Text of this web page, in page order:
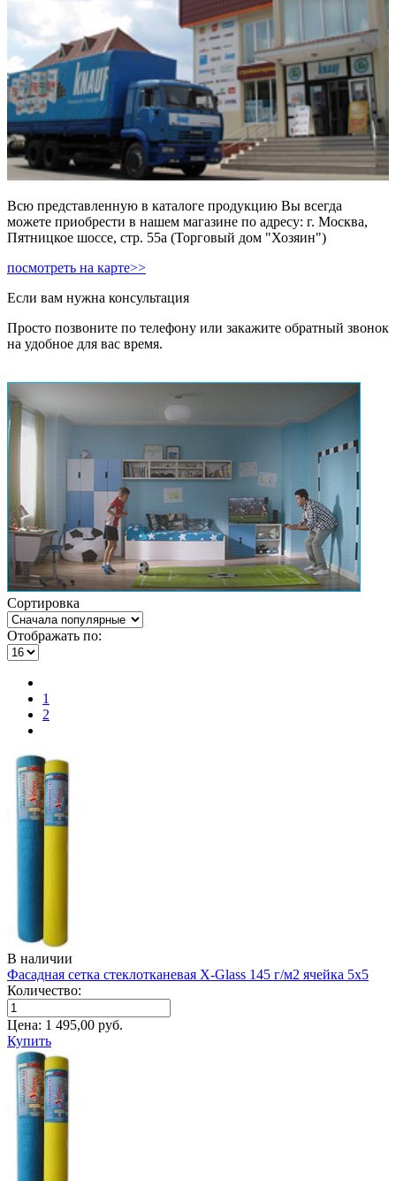
Всю представленную в каталоге продукцию Вы всегда
можете приобрести в нашем магазине по адресу: г. Москва,
Пятницкое шоссе, стр. 55а (Торговый дом "Хозяин")
посмотреть на карте>>
Если вам нужна консультация
Просто позвоните по телефону или закажите обратный звонок
на удобное для вас время.
Сортировка
Отображать по:
1
2
В наличии
Фасадная сетка стеклотканевая X-Glass 145 г/м2 ячейка 5х5
Количество:
Цена: 1 495,00 руб.
Купить